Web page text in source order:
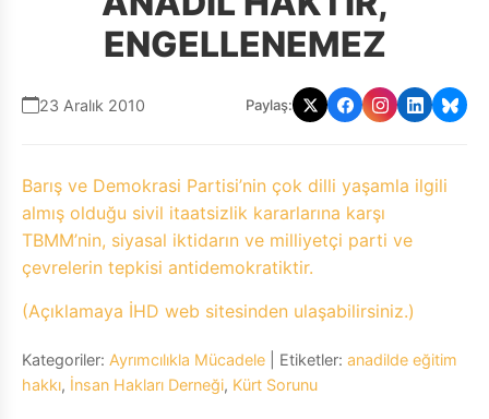
ENGELLENEMEZ
23 Aralık 2010 Paylaş:
Barış ve Demokrasi Partisi’nin çok dilli yaşamla ilgili
almış olduğu sivil itaatsizlik kararlarına karşı
TBMM’nin, siyasal iktidarın ve milliyetçi parti ve
çevrelerin tepkisi antidemokratiktir.
(Açıklamaya İHD web sitesinden ulaşabilirsiniz.)
Kategoriler: Ayrımcılıkla Mücadele | Etiketler: anadilde eğitim
hakkı, İnsan Hakları Derneği, Kürt Sorunu